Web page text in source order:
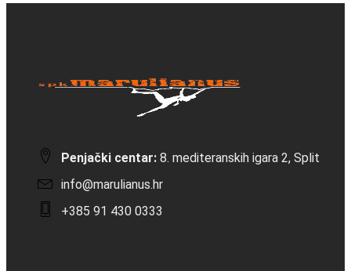
Penjački centar: 8. mediteranskih igara 2, Split
info@marulianus.hr
+385 91 430 0333